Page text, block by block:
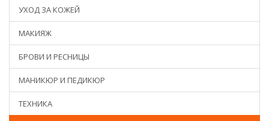
УХОД ЗА КОЖЕЙ
МАКИЯЖ
БРОВИ И РЕСНИЦЫ
МАНИКЮР И ПЕДИКЮР
ТЕХНИКА